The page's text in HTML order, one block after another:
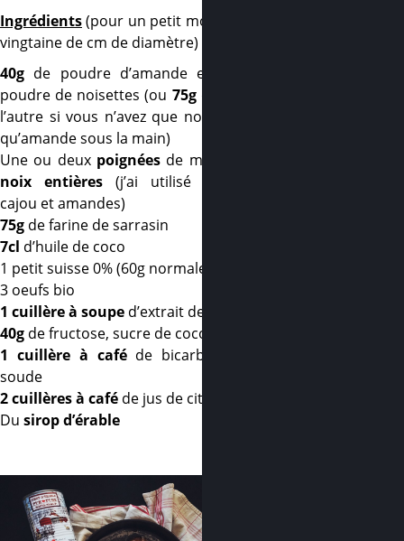
Ingrédients(pour un petit moule d’une
vingtaine de cm de diamètre)
40g de poudre d’amande et
poudre de noisettes (ou 75gde l’un
l’autre si vous n’avez que noisettes ou
qu’amande sous la main)
Une ou deux poignées de mélange de
noix entières (j’ai utilisé noisettes,
cajou et amandes)
75g de farine de sarrasin
7cl d’huile de coco
1 petit suisse 0% (60g normalement)
3 oeufs bio
1 cuillère à soupe d’extrait de vanille
40g de fructose, sucre de coco ou autre
1 cuillère à caféde bicarbonate de
soude
2 cuillères à café de jus de citron
Du sirop d’érable